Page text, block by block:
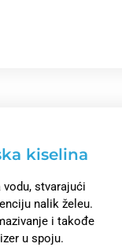
kiselina
vodu, stvarajući
nalik želeu.
i takođe
u spoju.